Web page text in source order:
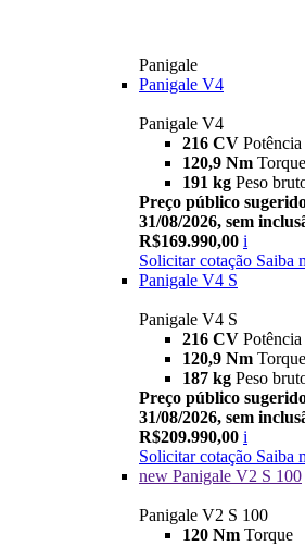
Panigale
Panigale V4
Panigale V4
216 CV Potência
120,9 Nm Torque
191 kg Peso
Preço público
31/08/2026, sem
R$169.990,00 i
Solicitar cotação Saiba
Panigale V4 S
Panigale V4 S
216 CV Potência
120,9 Nm Torque
187 kg Peso
Preço público
31/08/2026, sem
R$209.990,00 i
Solicitar cotação Saiba
new Panigale V2 S 100
Panigale V2 S 100
120 Nm Torque